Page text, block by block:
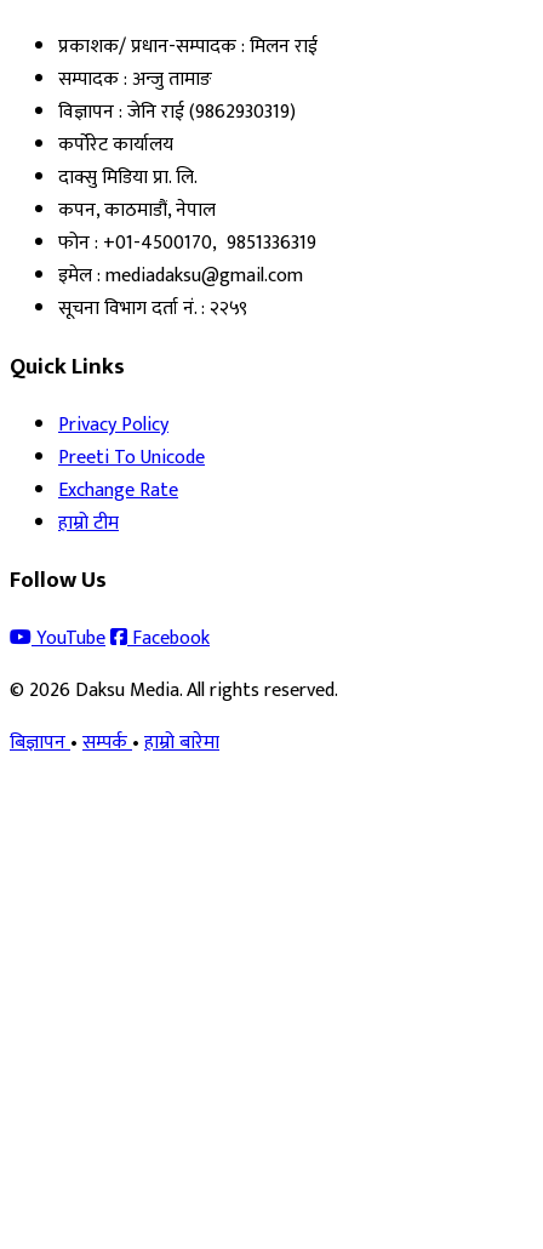
प्रकाशक/ प्रधान-सम्पादक : मिलन राई
सम्पादक : अन्जु तामाङ
विज्ञापन : जेनि राई (9862930319)
कर्पोरेट कार्यालय
दाक्सु मिडिया प्रा. लि.
कपन, काठमाडौं, नेपाल
फोन : +01-4500170, 9851336319
इमेल : mediadaksu@gmail.com
सूचना विभाग दर्ता नं. : २२५९
Quick Links
Privacy Policy
Preeti To Unicode
Exchange Rate
हाम्रो टीम
Follow Us
YouTube
Facebook
© 2026 Daksu Media. All rights reserved.
बिज्ञापन•सम्पर्क•हाम्रो बारेमा